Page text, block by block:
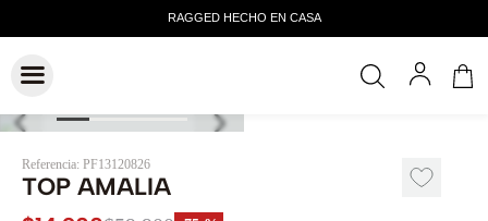
Referencia: PF13120826
TOP AMALIA